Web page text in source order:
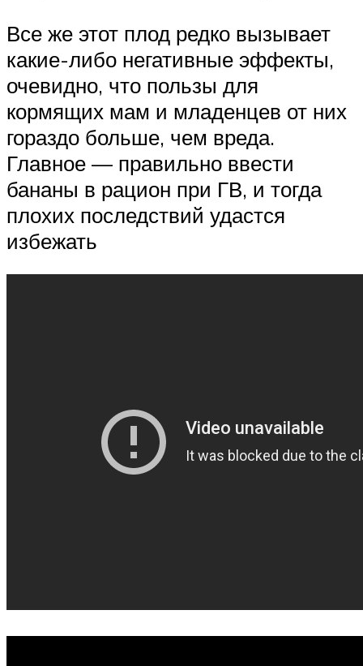
Все же этот плод редко вызывает
какие-либо негативные эффекты,
очевидно, что пользы для
кормящих мам и младенцев от них
гораздо больше, чем вреда.
Главное — правильно ввести
бананы в рацион при ГВ, и тогда
плохих последствий удастся
избежать